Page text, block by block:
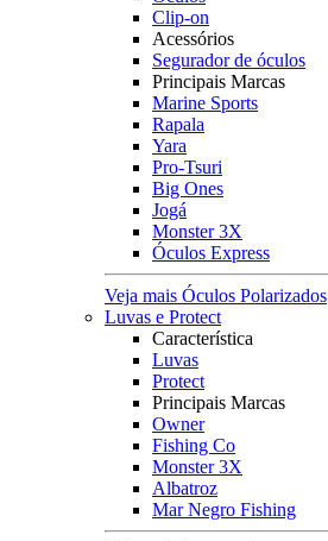
Clip-on
Acessórios
Segurador de óculos
Principais Marcas
Marine Sports
Rapala
Yara
Pro-Tsuri
Big Ones
Jogá
Monster 3X
Óculos Express
Veja mais Óculos Polarizados
Luvas e Protect
Característica
Luvas
Protect
Principais Marcas
Owner
Fishing Co
Monster 3X
Albatroz
Mar Negro Fishing